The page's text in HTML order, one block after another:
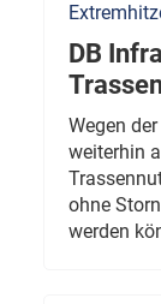
DB
Wegen
weiterhin
ohne
werden